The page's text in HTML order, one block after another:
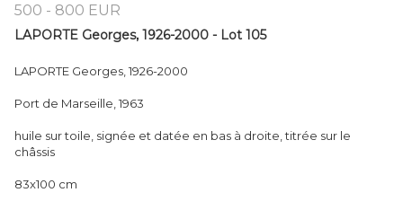
500 - 800 EUR
LAPORTE Georges, 1926-2000 - Lot 105
LAPORTE Georges, 1926-2000
Port de Marseille, 1963
huile sur toile, signée et datée en bas à droite, titrée sur le
châssis
83x100 cm